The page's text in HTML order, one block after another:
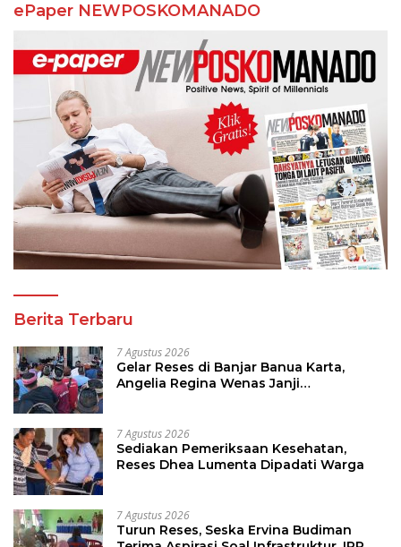
ePaper NEWPOSKOMANADO
Berita Terbaru
7 Agustus 2026
Gelar Reses di Banjar Banua Karta,
Angelia Regina Wenas Janji
7 Agustus 2026
Sediakan Pemeriksaan Kesehatan,
Reses Dhea Lumenta Dipadati Warga
7 Agustus 2026
Turun Reses, Seska Ervina Budiman